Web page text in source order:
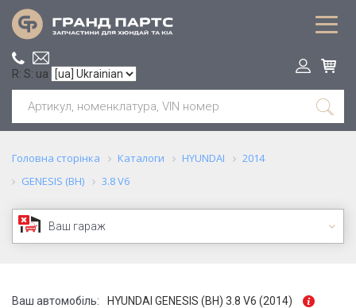
R: S: ua
Головна сторінка Каталоги HYUNDAI
2014
GENESIS (BH)
3.8 V6
Ваш гараж
Ваш автомобіль: HYUNDAI GENESIS (BH) 3.8 V6 (2014)